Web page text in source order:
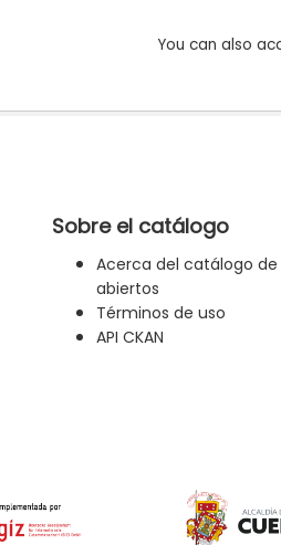
You can also
Sobre el catálogo
Acerca del catálogo
abiertos
Términos de uso
API CKAN